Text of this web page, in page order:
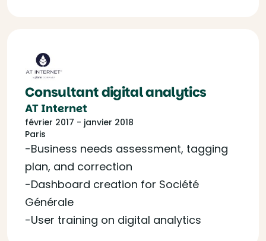
Consultant digital analytics
AT Internet
février 2017 - janvier 2018
Paris
-Business needs assessment, tagging
plan, and correction
-Dashboard creation for Société
Générale
-User training on digital analytics